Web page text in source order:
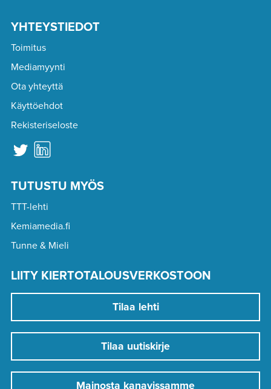
YHTEYSTIEDOT
Toimitus
Mediamyynti
Ota yhteyttä
Käyttöehdot
Rekisteriseloste
TUTUSTU MYÖS
TTT-lehti
Kemiamedia.fi
Tunne & Mieli
LIITY KIERTOTALOUSVERKOSTOON
Tilaa lehti
Tilaa uutiskirje
Mainosta kanavissamme